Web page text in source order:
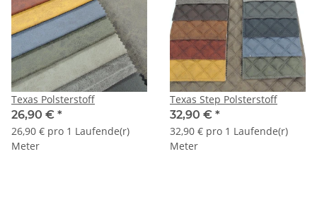
Texas Polsterstoff
26,90 € *
26,90 € pro 1 Laufende(r)
Meter
Texas Step Polsterstoff
32,90 € *
32,90 € pro 1 Laufende(r)
Meter